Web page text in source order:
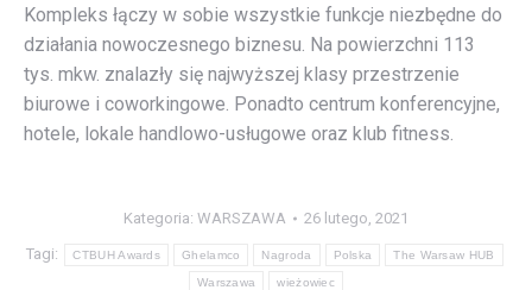
Kompleks łączy w sobie wszystkie funkcje niezbędne do
działania nowoczesnego biznesu. Na powierzchni 113
tys. mkw. znalazły się najwyższej klasy przestrzenie
biurowe i coworkingowe. Ponadto centrum konferencyjne,
hotele, lokale handlowo-usługowe oraz klub fitness.
Kategoria: WARSZAWA 26 lutego, 2021
Tagi: CTBUH Awards Ghelamco Nagroda Polska The Warsaw HUB
Warszawa wieżowiec